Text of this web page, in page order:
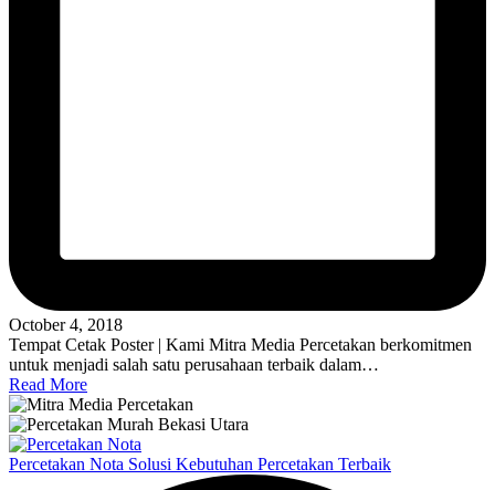
October 4, 2018
Tempat Cetak Poster | Kami Mitra Media Percetakan berkomitmen
untuk menjadi salah satu perusahaan terbaik dalam…
Read More
Percetakan Nota Solusi Kebutuhan Percetakan Terbaik